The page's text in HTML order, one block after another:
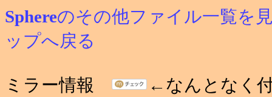
Sphereのその他ファイル一覧を
ップへ戻る
ミラー情報 ←なんとなく